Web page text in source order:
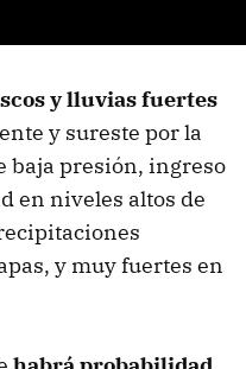
y lluvias fuertes
y sureste por la
baja presión, ingreso
en niveles altos de
y muy fuertes en